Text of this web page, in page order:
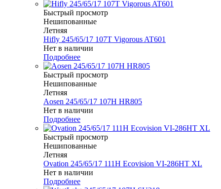
Быстрый просмотр
Нешипованные
Летняя
Hifly 245/65/17 107T Vigorous AT601
Нет в наличии
Подробнее
Быстрый просмотр
Нешипованные
Летняя
Aosen 245/65/17 107H HR805
Нет в наличии
Подробнее
Быстрый просмотр
Нешипованные
Летняя
Ovation 245/65/17 111H Ecovision VI-286HT XL
Нет в наличии
Подробнее